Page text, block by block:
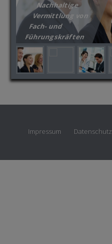
Nachhaltige
Vermittlung von
Fach- und
Führungskräften
Impressum Datenschutz